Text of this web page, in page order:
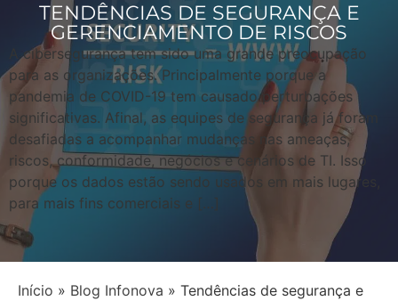
TENDÊNCIAS DE SEGURANÇA E
GERENCIAMENTO DE RISCOS
A cibersegurança tem sido uma grande preocupação
para as organizações. Principalmente porque a
pandemia de COVID-19 tem causado perturbações
significativas. Afinal, as equipes de segurança já foram
desafiadas a acompanhar mudanças nas ameaças,
riscos, conformidade, negócios e cenários de TI. Isso
porque os dados estão sendo usados ​​em mais lugares,
para mais fins comerciais e […]
Início » Blog Infonova » Tendências de segurança e